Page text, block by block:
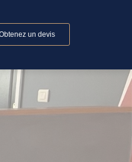
un devis